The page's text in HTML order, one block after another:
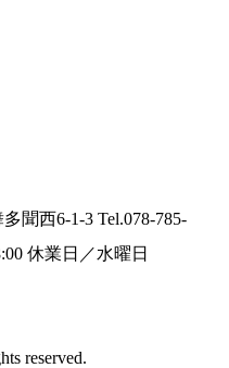
聞西6-1-3 Tel.078-785-
休業日／水曜日
reserved.